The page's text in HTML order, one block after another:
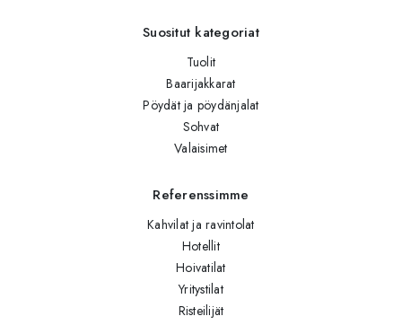
Suositut kategoriat
Tuolit
Baarijakkarat
Pöydät ja pöydänjalat
Sohvat
Valaisimet
Referenssimme
Kahvilat ja ravintolat
Hotellit
Hoivatilat
Yritystilat
Risteilijät